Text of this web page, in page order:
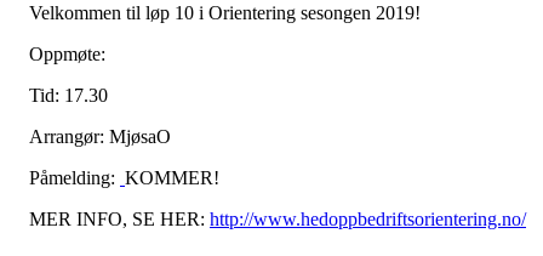
Velkommen til løp 10 i Orientering sesongen 2019!
Oppmøte:
Tid: 17.30
Arrangør: MjøsaO
Påmelding: KOMMER!
MER INFO, SE HER: http://www.hedoppbedriftsorientering.no/